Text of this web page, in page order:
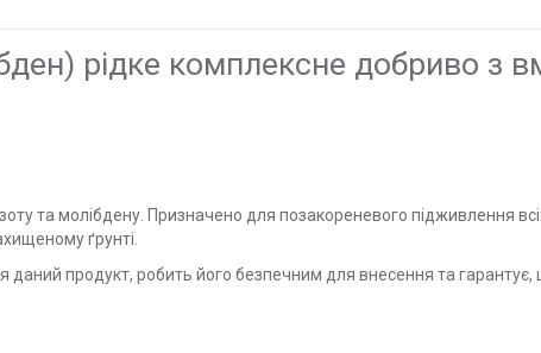
рідке комплексне добриво з
та молібдену. Призначено для позакореневого підживлення
ґрунті.
даний продукт, робить його безпечним для внесення та